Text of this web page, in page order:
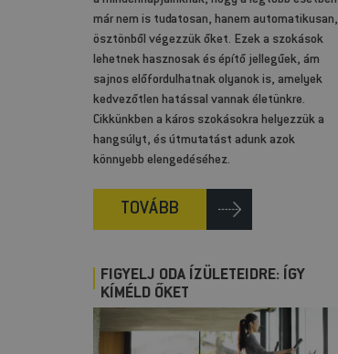
már nem is tudatosan, hanem automatikusan,
ösztönből végezzük őket. Ezek a szokások
lehetnek hasznosak és építő jellegűek, ám
sajnos előfordulhatnak olyanok is, amelyek
kedvezőtlen hatással vannak életünkre.
Cikkünkben a káros szokásokra helyezzük a
hangsúlyt, és útmutatást adunk azok
könnyebb elengedéséhez.
TOVÁBB
FIGYELJ ODA ÍZÜLETEIDRE: ÍGY
KÍMÉLD ŐKET